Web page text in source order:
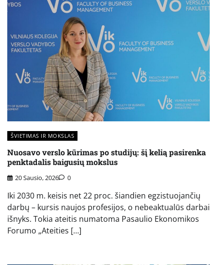
ŠVIETIMAS IR MOKSLAS
Nuosavo verslo kūrimas po studijų: šį kelią pasirenka
penktadalis baigusių mokslus
20 Sausio, 2026 0
Iki 2030 m. keisis net 22 proc. šiandien egzistuojančių
darbų – kursis naujos profesijos, o nebeaktualūs darbai
išnyks. Tokia ateitis numatoma Pasaulio Ekonomikos
Forumo „Ateities […]